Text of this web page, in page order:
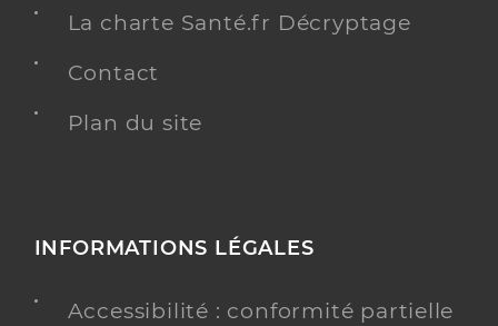
La charte Santé.fr Décryptage
Contact
Plan du site
INFORMATIONS LÉGALES
Accessibilité : conformité partielle